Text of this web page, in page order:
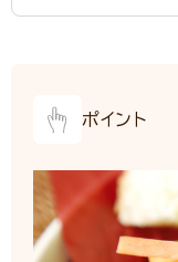
ポイント